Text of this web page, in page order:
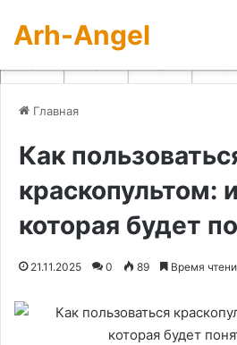
Arh-Angel
Главная
Как
краскопультом:
которая будет
21.11.2025 0 89 Время